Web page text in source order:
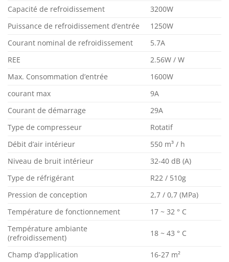
Capacité de refroidissement
3200W
Puissance de refroidissement d’entrée
1250W
Courant nominal de refroidissement
5.7A
REE
2.56W / W
Max. Consommation d’entrée
1600W
courant max
9A
Courant de démarrage
29A
Type de compresseur
Rotatif
Débit d’air intérieur
550 m³ / h
Niveau de bruit intérieur
32-40 dB (A)
Type de réfrigérant
R22 / 510g
Pression de conception
2,7 / 0,7 (MPa)
Température de fonctionnement
17 ~ 32 ° C
Température ambiante
(refroidissement)
18 ~ 43 ° C
Champ d’application
16-27 m²